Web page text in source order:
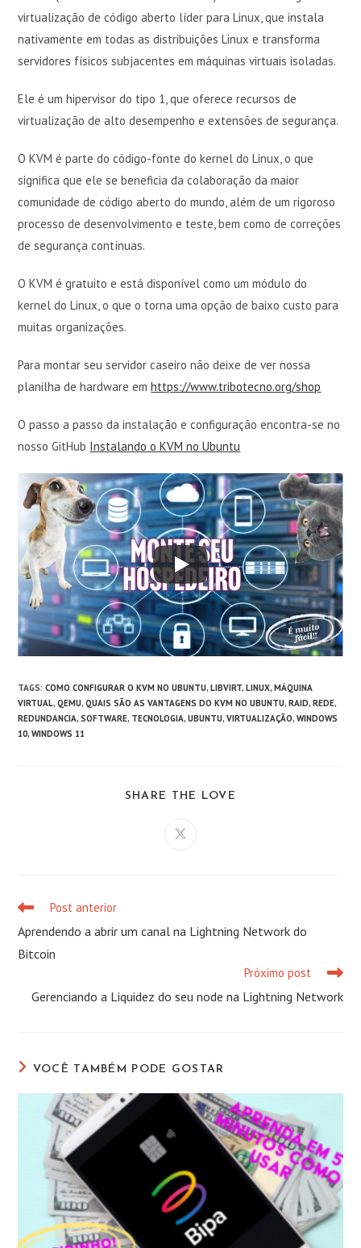
virtualização de código aberto líder para Linux, que instala
nativamente em todas as distribuições Linux e transforma
servidores físicos subjacentes em máquinas virtuais isoladas.
Ele é um hipervisor do tipo 1, que oferece recursos de
virtualização de alto desempenho e extensões de segurança.
O KVM é parte do código-fonte do kernel do Linux, o que
significa que ele se beneficia da colaboração da maior
comunidade de código aberto do mundo, além de um rigoroso
processo de desenvolvimento e teste, bem como de correções
de segurança contínuas.
O KVM é gratuito e está disponível como um módulo do
kernel do Linux, o que o torna uma opção de baixo custo para
muitas organizações.
Para montar seu servidor caseiro não deixe de ver nossa
planilha de hardware emhttps://www.tribotecno.org/shop
O passo a passo da instalação e configuração encontra-se no
nosso GitHub Instalando o KVM no Ubuntu
TAGS:COMO CONFIGURAR O KVM NO UBUNTU, LIBVIRT, LINUX, MÁQUINA
VIRTUAL, QEMU, QUAIS SÃO AS VANTAGENS DO KVM NO UBUNTU, RAID, REDE,
REDUNDANCIA, SOFTWARE, TECNOLOGIA, UBUNTU, VIRTUALIZAÇÃO, WINDOWS
10, WINDOWS 11
SHARE THE LOVE
Abre
Leia
artigos
Post anterior
Aprendendo a abrir um canal na Lightning Network do
Bitcoin
Próximo post
Gerenciando a Liquidez do seu node na Lightning Network
VOCÊ TAMBÉM PODE GOSTAR